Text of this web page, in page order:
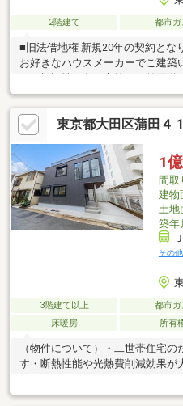
2階建て 都市ガ
■旧法借地権 新規20年の契約とな
お好きなハウスメーカーでご建
暮里』駅徒歩7分、『日暮里』徒
定資産税・都市計画税合計の3倍
なる予定です。※建替え承諾料に
認申請上の延床面積に対し、堅固
固建物の場合：10万円／坪となる
東京都大田区蒲田４
1
間取
建物
土地
築年
その
3階建て以上 都市ガ
床暖房
所有
（物件について）・二世帯住宅の
す・断熱性能や光熱費削減効果が
水ハウス施工重量鉄骨造ビエナシ
件の立地はJR京浜東北線、京浜